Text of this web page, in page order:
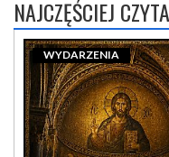
NAJCZĘŚCIEJ
WYDARZENIA